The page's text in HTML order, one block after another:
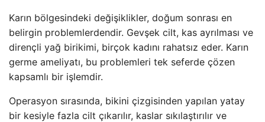
Karın bölgesindeki değişiklikler, doğum sonrası en
belirgin problemlerdendir. Gevşek cilt, kas ayrılması ve
dirençli yağ birikimi, birçok kadını rahatsız eder. Karın
germe ameliyatı, bu problemleri tek seferde çözen
kapsamlı bir işlemdir.
Operasyon sırasında, bikini çizgisinden yapılan yatay
bir kesiyle fazla cilt çıkarılır, kaslar sıkılaştırılır ve